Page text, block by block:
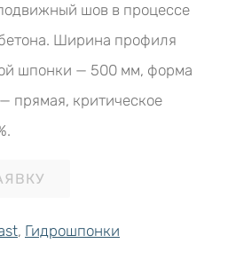
шов в процессе
Ширина профиля
шпонки — 500 мм, форма
прямая, критическое
, Гидрошпонки